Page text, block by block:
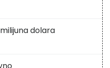
dolara